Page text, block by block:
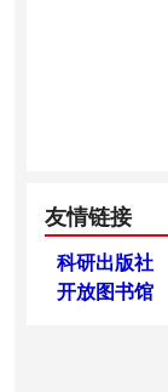
友情链接
科研出版社
开放图书馆